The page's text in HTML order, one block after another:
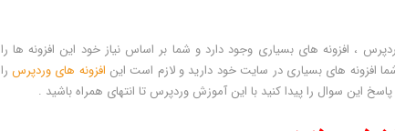
، افزونه های بسیاری وجود دارد و شما بر اساس نیاز خود این افزونه ها را
های بسیاری در سایت خود دارید و لازم است این افزونه های وردپرس را
این سوال را پیدا کنید با این آموزش وردپرس تا انتهای همراه باشید .